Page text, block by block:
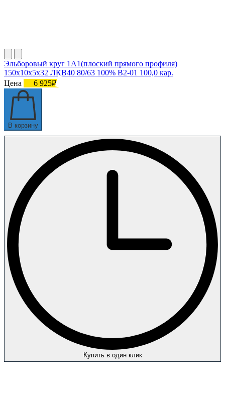
Эльборовый круг 1А1(плоский прямого профиля)
150х10х5х32 ЛКВ40 80/63 100% В2-01 100,0 кар.
Цена
6 925₽
В корзину
Купить в один клик